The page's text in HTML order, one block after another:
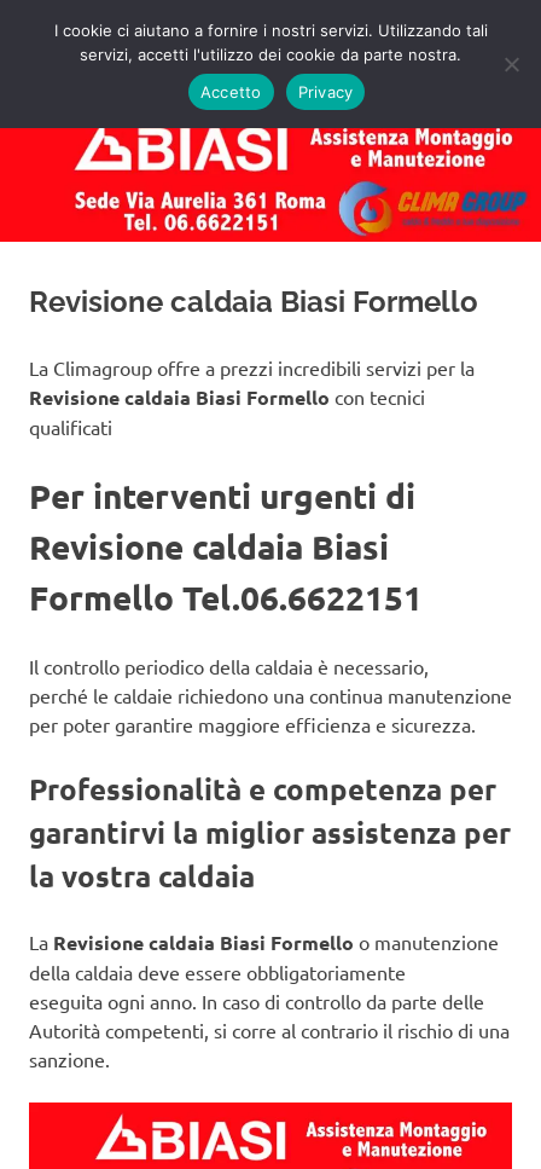
Assistenza
Caldaie
Biasi
Roma
Preventivo!
MENU
Revisione caldaia Biasi Formello
La Climagroup offre a prezzi incredibili servizi per la
Revisione caldaia Biasi Formello con tecnici
qualificati
Per interventi urgenti di
Revisione caldaia Biasi
Formello Tel.06.6622151
Il controllo periodico della caldaia è necessario,
perché le caldaie richiedono una continua manutenzione
per poter garantire maggiore efficienza e sicurezza.
Professionalità e competenza per
garantirvi la miglior assistenza per
la vostra caldaia
La Revisione caldaia Biasi Formello o manutenzione
della caldaia deve essere obbligatoriamente
eseguita ogni anno. In caso di controllo da parte delle
Autorità competenti, si corre al contrario il rischio di una
sanzione.
I cookie ci aiutano a fornire i nostri servizi. Utilizzando tali
servizi, accetti l'utilizzo dei cookie da parte nostra.
Accetto
Privacy